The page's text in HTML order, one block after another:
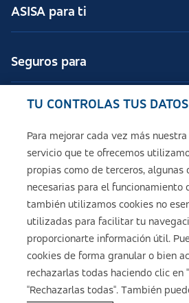
ASISA para ti
Seguros para
Seguros de ASISA
Sobre ASISA
Política de cookies
TU CONTROLAS TUS DATOS
Para mejorar cada vez más
servicio que te ofrecemos
propias como de terceros, algunas
necesarias para el funcionamiento
también utilizamos cookies no
utilizadas para facilitar tu
proporcionarte información útil.
cookies de forma granular o bien
rechazarlas todas haciendo clic en
"Rechazarlas todas". También